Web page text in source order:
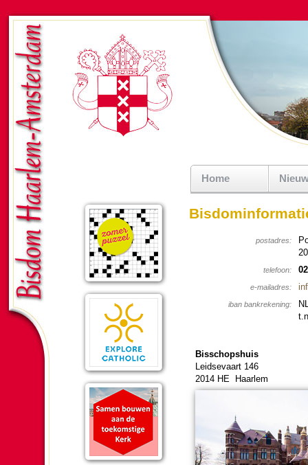
Home
post­a­dres:
tele­foon:
e-mail­a­dres:
iban bankreke­ning:
Bis­schops­huis
Leidse­vaart 146
2014 HE Haar­lem